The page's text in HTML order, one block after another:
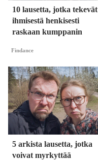
10 lausetta, jotka tekevät
ihmisestä henkisesti
raskaan kumppanin
Findance
5 arkista lausetta, jotka
voivat myrkyttää